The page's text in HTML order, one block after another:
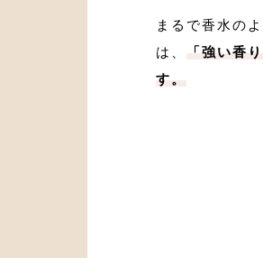
まるで香水の
は、
「強い香
す。